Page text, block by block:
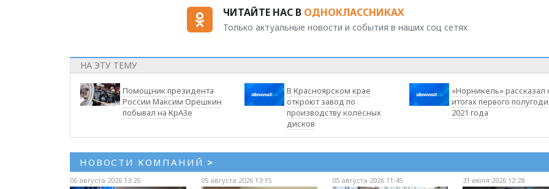
ЧИТАЙТЕ НАС В ОДНОКЛАССНИКАХ
Только актуальные новости и события в наших соц сетях
НА ЭТУ ТЕМУ
Помощник президента
России Максим Орешкин
побывал на КрАЗе
В Красноярском крае
откроют завод по
производству колёсных
дисков
«Норникель» рассказал
итогах первого
2021 года
НОВОСТИ КОМПАНИЙ >
06 августа 2026 13:25 05 августа 2026 13:15 05 августа 2026 11:45 31 июля 2026 12:28